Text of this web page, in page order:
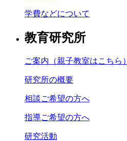
学費などについて
教育研究所
ご案内（親子教室はこちら）
研究所の概要
相談ご希望の方へ
指導ご希望の方へ
研究活動